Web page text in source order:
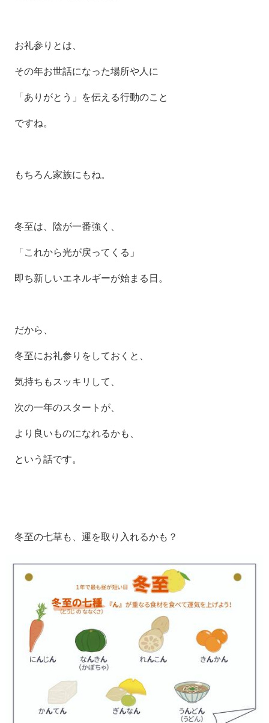
お礼参りとは、
その年お世話になった場所や人に
「ありがとう」を伝える行動のこと
ですね。
もちろん家族にもね。
冬至は、陰が一番強く、
「これから光が戻ってくる」
即ち新しいエネルギーが始まる日。
だから、
冬至にお礼参りをしておくと、
気持ちもスッキリして、
次の一年のスタートが、
より良いものになれるかも、
という話です。
冬至の七草も、運を取り入れるかも？